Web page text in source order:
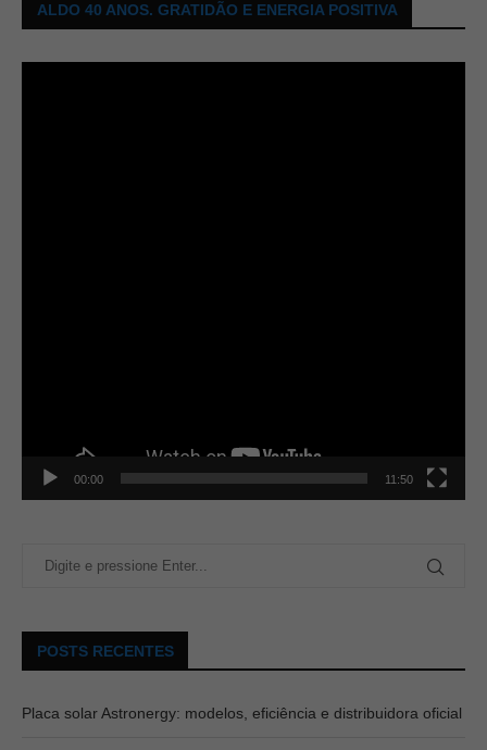
ALDO 40 ANOS. GRATIDÃO E ENERGIA POSITIVA
00:00 11:50
POSTS RECENTES
Placa solar Astronergy: modelos, eficiência e distribuidora oficial